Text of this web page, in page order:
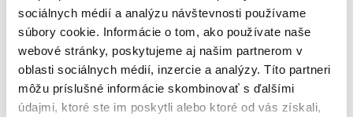
sociálnych médií a analýzu návštevnosti používame
súbory cookie. Informácie o tom, ako používate naše
webové stránky, poskytujeme aj našim partnerom v
oblasti sociálnych médií, inzercie a analýzy. Títo partneri
môžu príslušné informácie skombinovať s ďalšími
údajmi, ktoré ste im poskytli alebo ktoré od vás získali,